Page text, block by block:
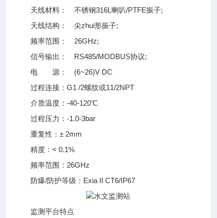
天线材料： 不锈钢316L喇叭/PTFE振子;
天线结构： 尖zhui形振子;
频率范围： 26GHz;
信号输出： RS485/MODBUS协议;
电 源： (6~26)V DC
过程连接：G1 /2螺纹或11/2NPT
介质温度：-40-120℃
过程压力：-1.0-3bar
重复性：± 2mm
精度：< 0.1%
频率范围：26GHz
防爆/防护等级：Exia II CT6/IP67
监测平台特点